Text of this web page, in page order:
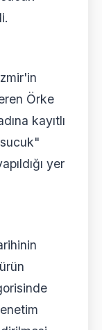
Örke
kayıtlı
yer